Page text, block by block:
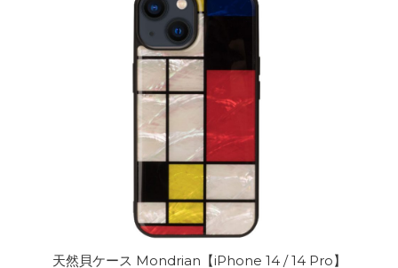
天然貝ケース Mondrian【iPhone 14 / 14 Pro】